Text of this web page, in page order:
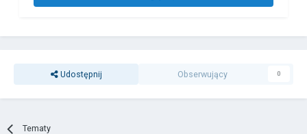
Udostępnij Obserwujący 0
Tematy